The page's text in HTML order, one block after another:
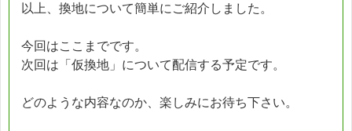
以上、換地について簡単にご紹介しました。
今回はここまでです。
次回は「仮換地」について配信する予定です。
どのような内容なのか、楽しみにお待ち下さい。